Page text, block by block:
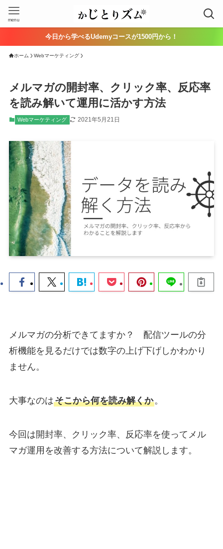
menu
今日から学べるUdemyコースが1500円から！
ホーム Webマーケティング
メルマガの開封率、クリック率、反応率
を読み解いて運用に活かす方法
Webマーケティング 2021年5月21日
メルマガの分析できてますか？ 配信ツールの分
析機能を見るだけでは数字の上げ下げしかわかり
ません。
大事なのはそこから何を読み解くか。
今回は開封率、クリック率、反応率を使ってメル
マガ運用を改善する方法について解説します。